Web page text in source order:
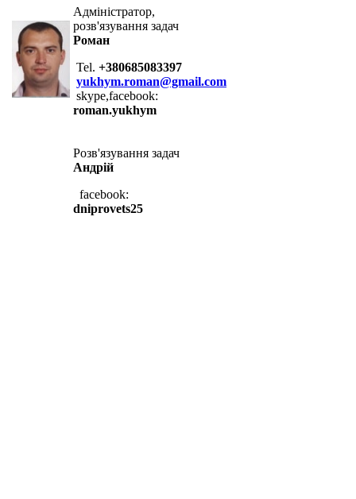
Адміністратор,
розв'язування задач
Роман
Tel. +380685083397
yukhym.roman@gmail.com
skype,facebook:
roman.yukhym
Розв'язування задач
Андрій
facebook:
dniprovets25